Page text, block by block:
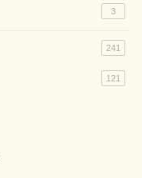
3
241
121